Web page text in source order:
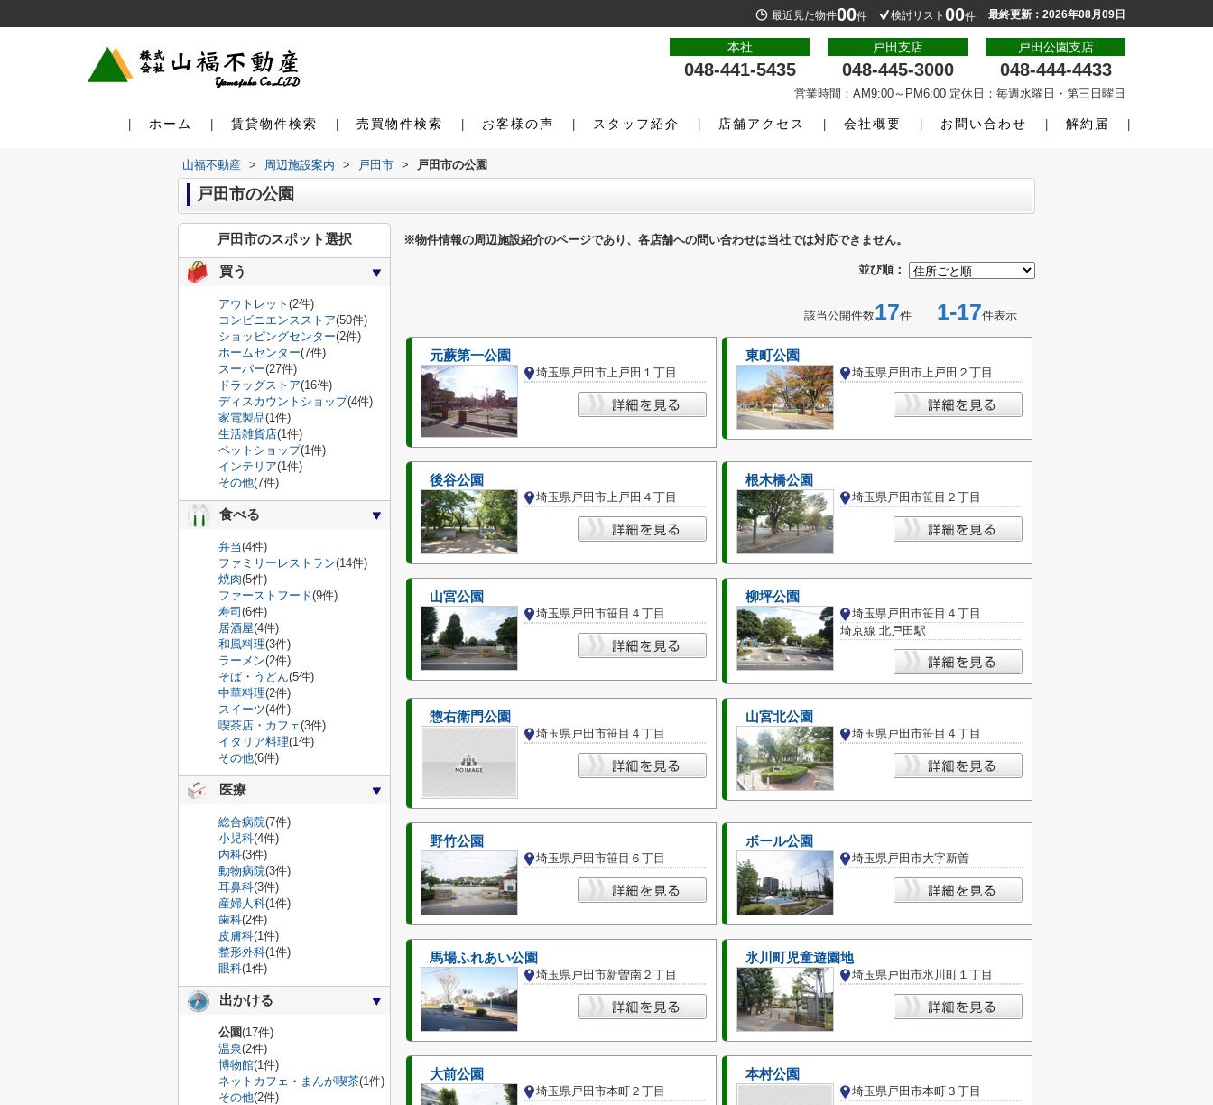
最近見た物件00件 検討リスト 00件 最終更新：2026年08月09日
本社
048-441-5435
戸田支店
048-445-3000
戸田公園支店
048-444-4433
営業時間：AM9:00～PM6:00 定休日：毎週水曜日・第三日曜日
ホーム 賃貸物件検索 売買物件検索 お客様の声 スタッフ紹介 店舗アクセス 会社概要 お問い合わせ 解約届
山福不動産 > 周辺施設案内 > 戸田市 > 戸田市の公園
戸田市の公園
※物件情報の周辺施設紹介のページであり、各店舗への問い合わせは当社では対応できません。
並び順：
該当公開件数17件 1-17件表示
元蕨第一公園
埼玉県戸田市上戸田１丁目
東町公園
埼玉県戸田市上戸田２丁目
後谷公園
埼玉県戸田市上戸田４丁目
根木橋公園
埼玉県戸田市笹目２丁目
山宮公園
埼玉県戸田市笹目４丁目
柳坪公園
埼玉県戸田市笹目４丁目
埼京線 北戸田駅
惣右衛門公園
埼玉県戸田市笹目４丁目
山宮北公園
埼玉県戸田市笹目４丁目
野竹公園
埼玉県戸田市笹目６丁目
ボール公園
埼玉県戸田市大字新曽
馬場ふれあい公園
埼玉県戸田市新曽南２丁目
氷川町児童遊園地
埼玉県戸田市氷川町１丁目
大前公園
埼玉県戸田市本町２丁目
本村公園
埼玉県戸田市本町３丁目
戸田市のスポット選択
買う
アウトレット (2件)
コンビニエンスストア(50件)
ショッピングセンター(2件)
ホームセンター(7件)
スーパー(27件)
ドラッグストア(16件)
ディスカウントショップ(4件)
家電製品(1件)
生活雑貨店(1件)
ペットショップ(1件)
インテリア(1件)
その他(7件)
食べる
弁当(4件)
ファミリーレストラン(14件)
焼肉(5件)
ファーストフード(9件)
寿司 (6件)
居酒屋(4件)
和風料理(3件)
ラーメン(2件)
そば・うどん(5件)
中華料理(2件)
スイーツ(4件)
喫茶店・カフェ(3件)
イタリア料理(1件)
その他(6件)
医療
総合病院(7件)
小児科(4件)
内科(3件)
動物病院(3件)
耳鼻科(3件)
産婦人科(1件)
歯科(2件)
皮膚科(1件)
整形外科(1件)
眼科(1件)
出かける
公園(17件)
温泉(2件)
博物館(1件)
ネットカフェ・まんが喫茶(1件)
その他(2件)